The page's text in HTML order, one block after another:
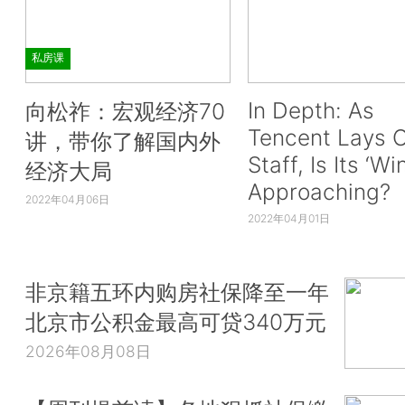
私房课
向松祚：宏观经济70
讲，带你了解国内外
经济大局
2022年04月06日
In Depth: As
Tencent Lays
Staff, Is Its
Approaching?
2022年04月01日
非京籍五环内购房社保降至一年
北京市公积金最高可贷340万元
2026年08月08日